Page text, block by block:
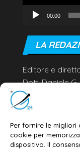
Per fornire le migliori
cookie per
dispositivo. Il
00:00
LA
Editore e
Dott. Daniele
Email:
Privacy policy